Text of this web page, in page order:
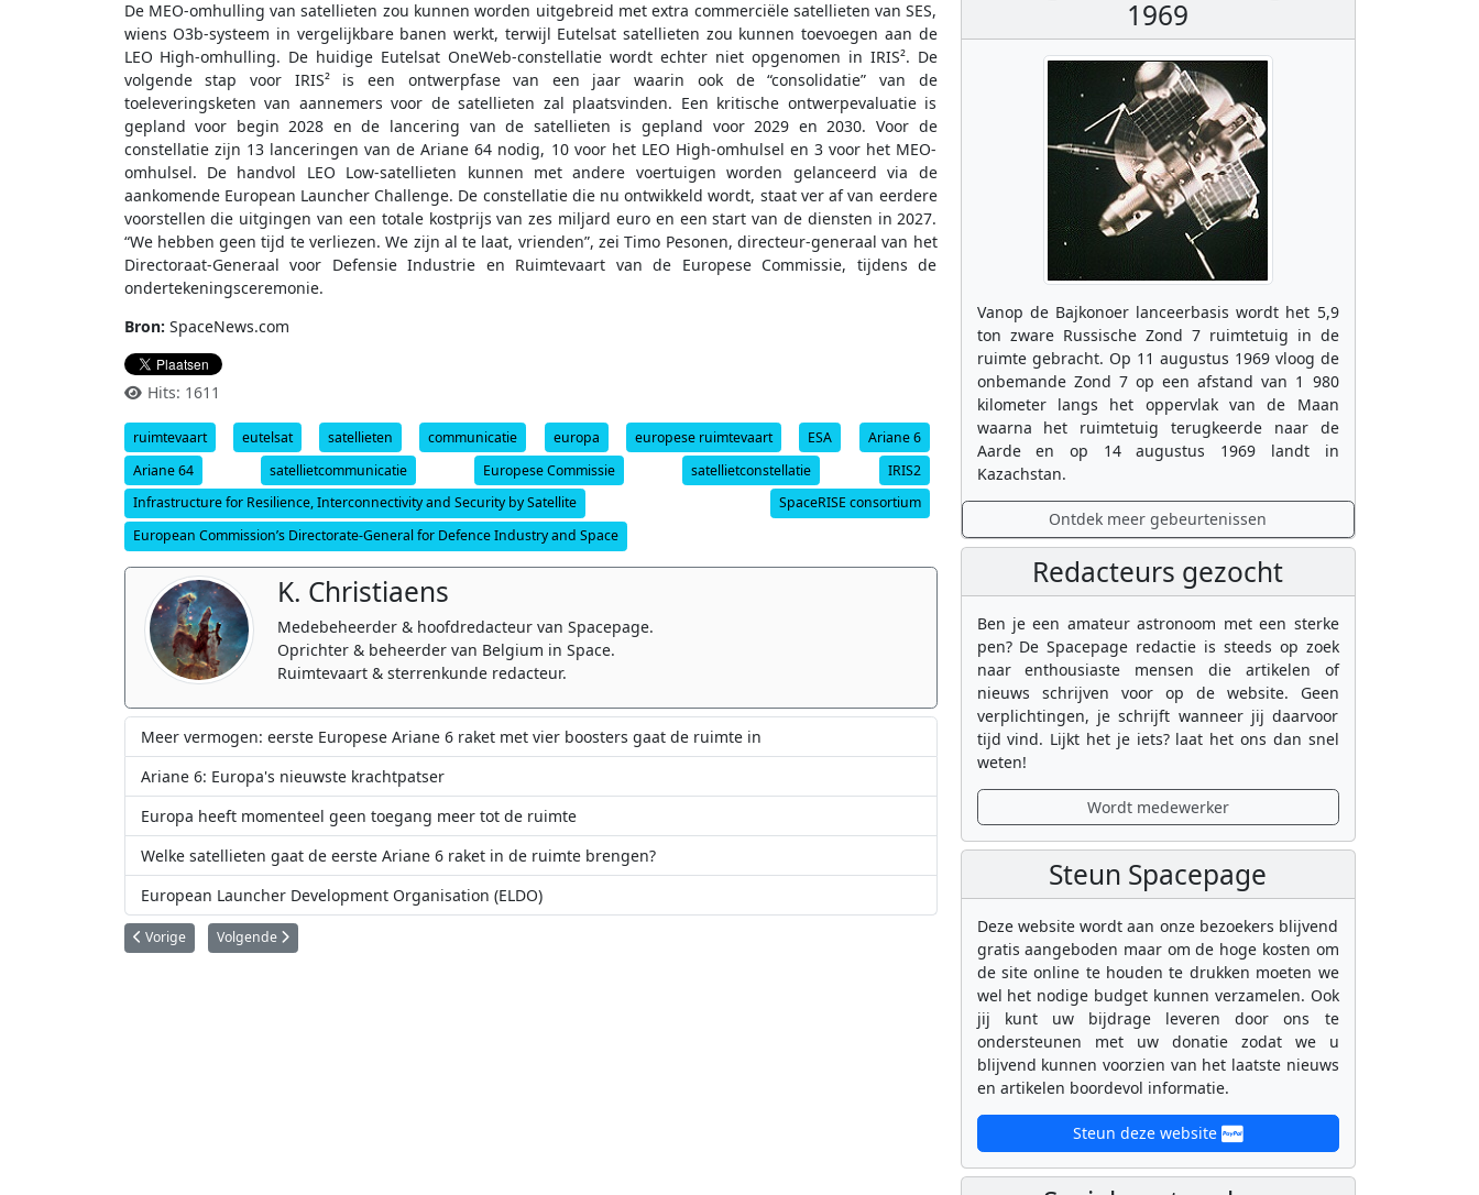
De MEO-omhulling van satellieten zou kunnen worden uitgebreid met extra commerciële satellieten van SES,
wiens O3b-systeem in vergelijkbare banen werkt, terwijl Eutelsat satellieten zou kunnen toevoegen aan de
LEO High-omhulling. De huidige Eutelsat OneWeb-constellatie wordt echter niet opgenomen in IRIS². De
volgende stap voor IRIS² is een ontwerpfase van een jaar waarin ook de “consolidatie” van de
toeleveringsketen van aannemers voor de satellieten zal plaatsvinden. Een kritische ontwerpevaluatie is
gepland voor begin 2028 en de lancering van de satellieten is gepland voor 2029 en 2030. Voor de
constellatie zijn 13 lanceringen van de Ariane 64 nodig, 10 voor het LEO High-omhulsel en 3 voor het MEO-
omhulsel. De handvol LEO Low-satellieten kunnen met andere voertuigen worden gelanceerd via de
aankomende European Launcher Challenge. De constellatie die nu ontwikkeld wordt, staat ver af van eerdere
voorstellen die uitgingen van een totale kostprijs van zes miljard euro en een start van de diensten in 2027.
“We hebben geen tijd te verliezen. We zijn al te laat, vrienden”, zei Timo Pesonen, directeur-generaal van het
Directoraat-Generaal voor Defensie Industrie en Ruimtevaart van de Europese Commissie, tijdens de
ondertekeningsceremonie.
Bron: SpaceNews.com
Hits: 1611
ruimtevaart eutelsat satellieten communicatie europa europese ruimtevaart ESA
Ariane 6
Ariane 64
satellietcommunicatie Europese Commissie satellietconstellatie
IRIS2
Infrastructure for Resilience, Interconnectivity and Security by Satellite
SpaceRISE consortium
European Commission’s Directorate-General for Defence Industry and Space
K. Christiaens
Medebeheerder & hoofdredacteur van Spacepage.
Oprichter & beheerder van Belgium in Space.
Ruimtevaart & sterrenkunde redacteur.
Meer vermogen: eerste Europese Ariane 6 raket met vier boosters gaat de ruimte in
Ariane 6: Europa's nieuwste krachtpatser
Europa heeft momenteel geen toegang meer tot de ruimte
Welke satellieten gaat de eerste Ariane 6 raket in de ruimte brengen?
European Launcher Development Organisation (ELDO)
Vorig artikel: Voor deze missies liep het in 2024 goed fout!
Vorige Volgende artikel: Trump selecteert Jared Isaacman als nieuwe NASA-administrateur
Volgende
1969
Vanop de Bajkonoer lanceerbasis wordt het 5,9
ton zware Russische Zond 7 ruimtetuig in de
ruimte gebracht. Op 11 augustus 1969 vloog de
onbemande Zond 7 op een afstand van 1 980
kilometer langs het oppervlak van de Maan
waarna het ruimtetuig terugkeerde naar de
Aarde en op 14 augustus 1969 landt in
Kazachstan.
Ontdek meer gebeurtenissen
Redacteurs gezocht
Ben je een amateur astronoom met een sterke
pen? De Spacepage redactie is steeds op zoek
naar enthousiaste mensen die artikelen of
nieuws schrijven voor op de website. Geen
verplichtingen, je schrijft wanneer jij daarvoor
tijd vind. Lijkt het je iets? laat het ons dan snel
weten!
Wordt medewerker
Steun Spacepage
Deze website wordt aan onze bezoekers blijvend
gratis aangeboden maar om de hoge kosten om
de site online te houden te drukken moeten we
wel het nodige budget kunnen verzamelen. Ook
jij kunt uw bijdrage leveren door ons te
ondersteunen met uw donatie zodat we u
blijvend kunnen voorzien van het laatste nieuws
en artikelen boordevol informatie.
Steun deze website